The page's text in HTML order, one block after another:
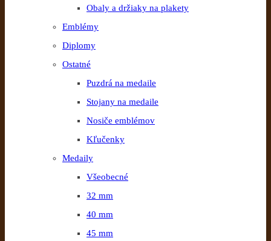
Obaly a držiaky na plakety
Emblémy
Diplomy
Ostatné
Puzdrá na medaile
Stojany na medaile
Nosiče emblémov
Kľučenky
Medaily
Všeobecné
32 mm
40 mm
45 mm